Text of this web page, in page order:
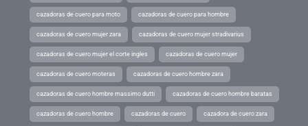
cazadoras de cuero para moto cazadoras de cuero para hombre
cazadoras de cuero mujer zara cazadoras de cuero mujer stradivarius
cazadoras de cuero mujer el corte ingles cazadoras de cuero mujer
cazadoras de cuero moteras cazadoras de cuero hombre zara
cazadoras de cuero hombre massimo dutti cazadoras de cuero hombre baratas
cazadoras de cuero hombre cazadoras de cuero cazadora de cuero zara